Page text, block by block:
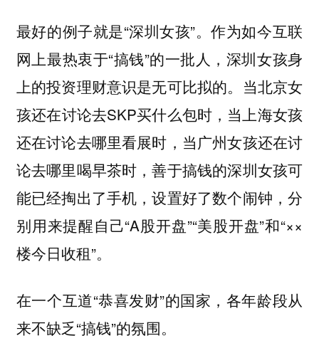
最好的例子就是“深圳女孩”。作为如今互联
网上最热衷于“搞钱”的一批人，深圳女孩身
上的投资理财意识是无可比拟的。当北京女
孩还在讨论去SKP买什么包时，当上海女孩
还在讨论去哪里看展时，当广州女孩还在讨
论去哪里喝早茶时，善于搞钱的深圳女孩可
能已经掏出了手机，设置好了数个闹钟，分
别用来提醒自己“A股开盘”“美股开盘”和“××
楼今日收租”。
在一个互道“恭喜发财”的国家，各年龄段从
来不缺乏“搞钱”的氛围。